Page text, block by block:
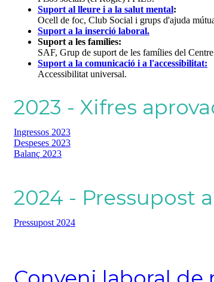
Suport al lleure i a la salut mental:
Ocell de foc, Club Social i grups d'ajuda
Suport a la inserció laboral.
Suport a les famílies:
SAF, Grup de suport de les famílies del
Suport a la comunicació i a l'accessibilitat:
Accessibilitat universal.
2023 - Xifres
Ingressos 2023
Despeses 2023
Balanç 2023
2024 - Pressupost
Pressupost 2024